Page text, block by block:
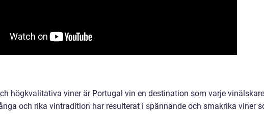
högkvalitativa viner är Portugal vin en destination som varje vinälskare
och rika vintradition har resulterat i spännande och smakrika viner